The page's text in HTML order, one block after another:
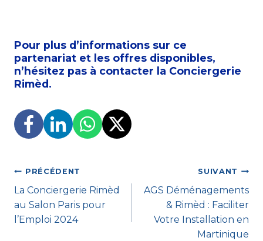
Pour plus d’informations sur ce
partenariat et les offres disponibles,
n’hésitez pas à contacter la Conciergerie
Rimèd.
Navigation
de
l’article
PRÉCÉDENT
La Conciergerie Rimèd
au Salon Paris pour
l’Emploi 2024
SUIVANT
AGS Déménagements
& Rimèd : Faciliter
Votre Installation en
Martinique